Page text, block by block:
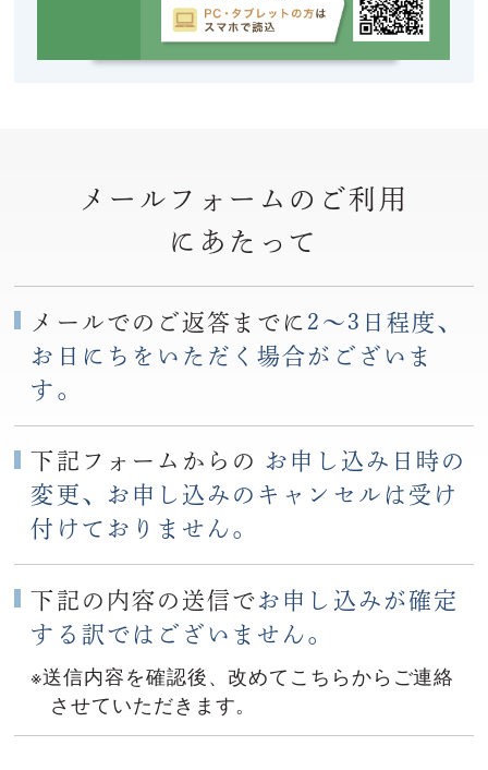
メールフォームのご利用
にあたって
メールでのご返答までに 2〜3日程度、
お日にちをいただく場合がございま
す。
下記フォームからの お申し込み日時の
変更、お申し込みのキャンセルは受け
付けておりません。
下記の内容の送信でお申し込みが確定
する訳ではございません。
※送信内容を確認後、改めてこちらからご連絡
させていただきます。